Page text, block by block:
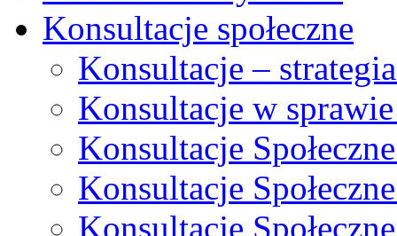
Konsultacje społeczne
Konsultacje –
Konsultacje w
Konsultacje
Konsultacje
Konsultacje